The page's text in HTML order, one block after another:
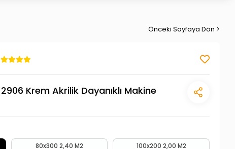
Önceki Sayfaya Dön >
Krem Akrilik Dayanıklı Makine
80x300 2,40 M2
100x200 2,00 M2